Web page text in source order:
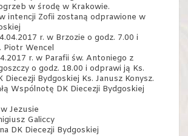
w środę w Krakowie.
intencji Zofii zostaną odprawione w
r. w Brzozie o godz. 7.00 i
Piotr Wencel
r. w Parafii św. Antoniego z
o godz. 18.00 i odprawi ją Ks.
Bydgoskiej Ks. Janusz Konysz.
Wspólnotę DK Diecezji Bydgoskiej
Jezusie
Galiccy
DK Diecezji Bydgoskiej